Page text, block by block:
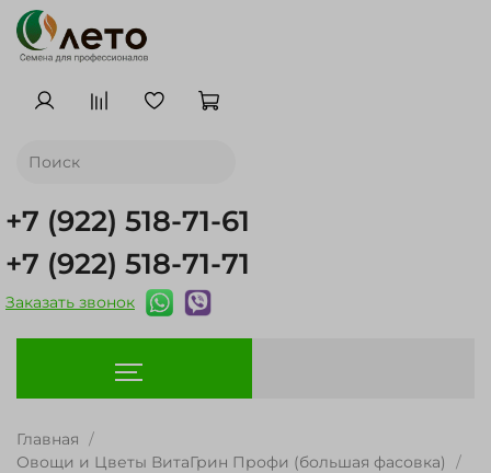
+7 (922) 518-71-61
+7 (922) 518-71-71
Заказать звонок
Главная
Овощи и Цветы ВитаГрин Профи (большая фасовка)